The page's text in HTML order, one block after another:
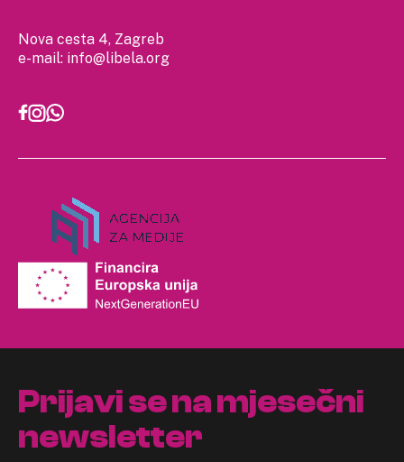
Nova cesta 4, Zagreb
e-mail: info@libela.org
Prijavi se na mjesečni
newsletter